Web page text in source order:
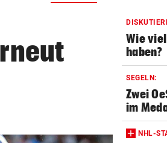
Wie
haben?
SEGELN:
Zwei
im
NHL-